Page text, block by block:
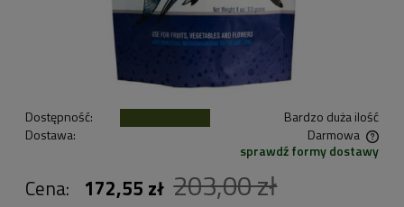
Dostępność:
Bardzo duża ilość
Dostawa:
Darmowa
Cena nie zawiera ewentualnych kosztów płatnościsprawdź formy dostawy
Cena: 172,55 zł 203,00 zł